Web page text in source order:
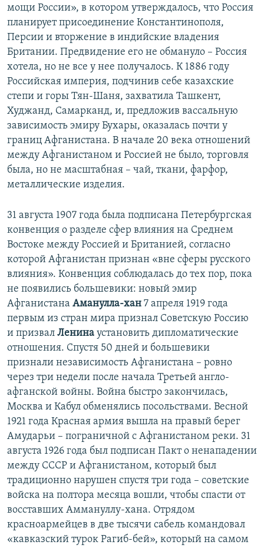
мощи России», в котором утверждалось, что Россия
планирует присоединение Константинополя,
Персии и вторжение в индийские владения
Британии. Предвидение его не обмануло – Россия
хотела, но не все у нее получалось. К 1886 году
Российская империя, подчинив себе казахские
степи и горы Тян-Шаня, захватила Ташкент,
Худжанд, Самарканд, и, предложив вассальную
зависимость эмиру Бухары, оказалась почти у
границ Афганистана. В начале 20 века отношений
между Афганистаном и Россией не было, торговля
была, но не масштабная – чай, ткани, фарфор,
металлические изделия.
31 августа 1907 года была подписана Петербургская
конвенция о разделе сфер влияния на Среднем
Востоке между Россией и Британией, согласно
которой Афганистан признан «вне сферы русского
влияния». Конвенция соблюдалась до тех пор, пока
не появились большевики: новый эмир
Афганистана Аманулла-хан 7 апреля 1919 года
первым из стран мира признал Советскую Россию
и призвал Ленина установить дипломатические
отношения. Спустя 50 дней и большевики
признали независимость Афганистана – ровно
через три недели после начала Третьей англо-
афганской войны. Война быстро закончилась,
Москва и Кабул обменялись посольствами. Весной
1921 года Красная армия вышла на правый берег
Амударьи – пограничной с Афганистаном реки. 31
августа 1926 года был подписан Пакт о ненападении
между СССР и Афганистаном, который был
традиционно нарушен спустя три года – советские
войска на полтора месяца вошли, чтобы спасти от
восставших Аммануллу-хана. Отрядом
красноармейцев в две тысячи сабель командовал
«кавказский турок Рагиб-бей», который на самом